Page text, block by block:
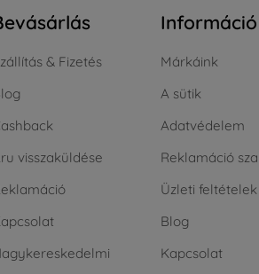
& Fizetés
visszaküldése
Információ
Márkáink
A sütik
Adatvédelem
Reklamáció
Üzleti feltételek
Blog
Kapcsolat